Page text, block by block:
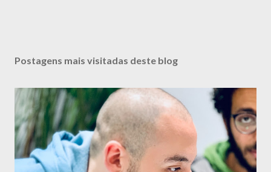
Postagens mais visitadas deste blog